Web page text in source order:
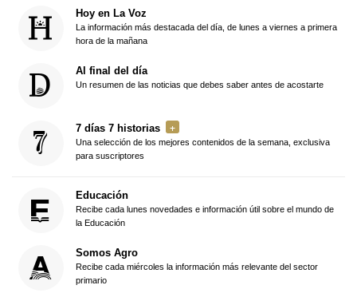
Hoy en La Voz
La información más destacada del día, de lunes a viernes a primera
hora de la mañana
Al final del día
Un resumen de las noticias que debes saber antes de acostarte
7 días 7 historias
Una selección de los mejores contenidos de la semana, exclusiva
para suscriptores
Educación
Recibe cada lunes novedades e información útil sobre el mundo de
la Educación
Somos Agro
Recibe cada miércoles la información más relevante del sector
primario